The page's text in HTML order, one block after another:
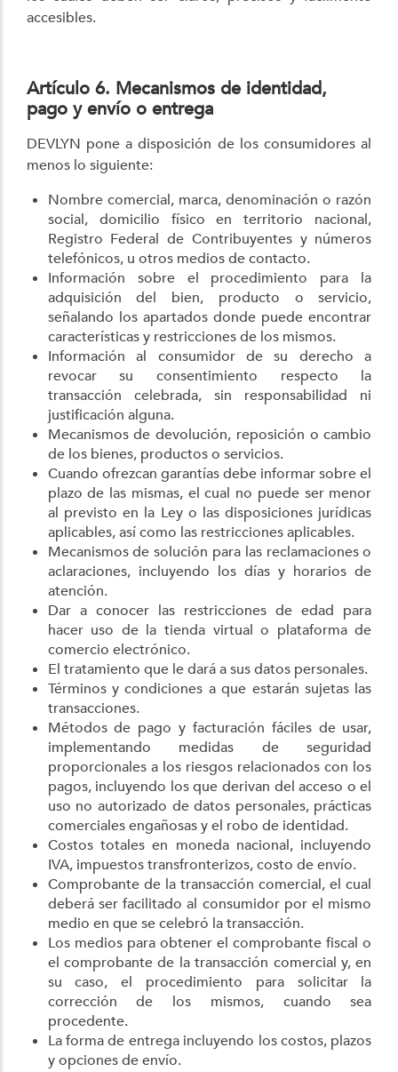
accesibles.
Artículo 6. Mecanismos de identidad,
pago y envío o entrega
DEVLYN pone a disposición de los consumidores al
menos lo siguiente:
Nombre comercial, marca, denominación o razón
social, domicilio físico en territorio nacional,
Registro Federal de Contribuyentes y números
telefónicos, u otros medios de contacto.
Información sobre el procedimiento para la
adquisición del bien, producto o servicio,
señalando los apartados donde puede encontrar
características y restricciones de los mismos.
Información al consumidor de su derecho a
revocar su consentimiento respecto la
transacción celebrada, sin responsabilidad ni
justificación alguna.
Mecanismos de devolución, reposición o cambio
de los bienes, productos o servicios.
Cuando ofrezcan garantías debe informar sobre el
plazo de las mismas, el cual no puede ser menor
al previsto en la Ley o las disposiciones jurídicas
aplicables, así como las restricciones aplicables.
Mecanismos de solución para las reclamaciones o
aclaraciones, incluyendo los días y horarios de
atención.
Dar a conocer las restricciones de edad para
hacer uso de la tienda virtual o plataforma de
comercio electrónico.
El tratamiento que le dará a sus datos personales.
Términos y condiciones a que estarán sujetas las
transacciones.
Métodos de pago y facturación fáciles de usar,
implementando medidas de seguridad
proporcionales a los riesgos relacionados con los
pagos, incluyendo los que derivan del acceso o el
uso no autorizado de datos personales, prácticas
comerciales engañosas y el robo de identidad.
Costos totales en moneda nacional, incluyendo
IVA, impuestos transfronterizos, costo de envío.
Comprobante de la transacción comercial, el cual
deberá ser facilitado al consumidor por el mismo
medio en que se celebró la transacción.
Los medios para obtener el comprobante fiscal o
el comprobante de la transacción comercial y, en
su caso, el procedimiento para solicitar la
corrección de los mismos, cuando sea
procedente.
La forma de entrega incluyendo los costos, plazos
y opciones de envío.